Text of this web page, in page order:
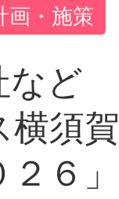
画・施策
など
横須
６」